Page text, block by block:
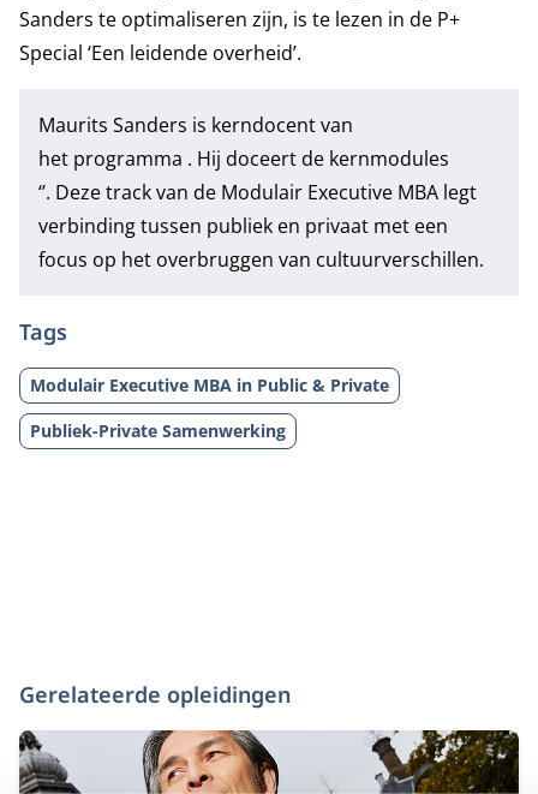
Sanders te optimaliseren zijn, is te lezen in de P+
Special ‘Een leidende overheid’.
Maurits Sanders is kerndocent van
het programma . Hij doceert de kernmodules
‘’. Deze track van de Modulair Executive MBA legt
verbinding tussen publiek en privaat met een
focus op het overbruggen van cultuurverschillen.
Tags
Modulair Executive MBA in Public & Private
Publiek-Private Samenwerking
Gerelateerde opleidingen